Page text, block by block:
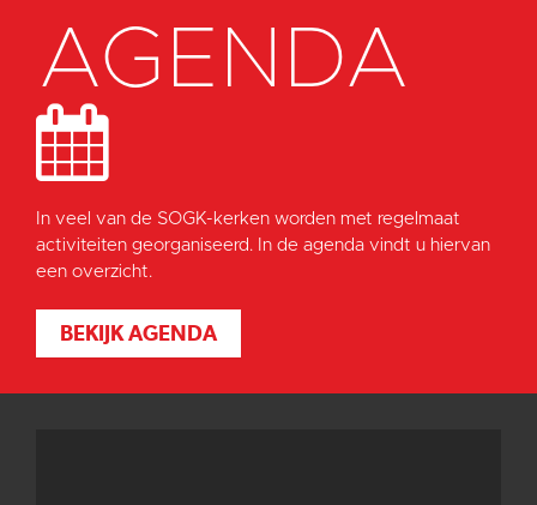
AGENDA
In veel van de SOGK-kerken worden met regelmaat
activiteiten georganiseerd. In de agenda vindt u hiervan
een overzicht.
BEKIJK AGENDA